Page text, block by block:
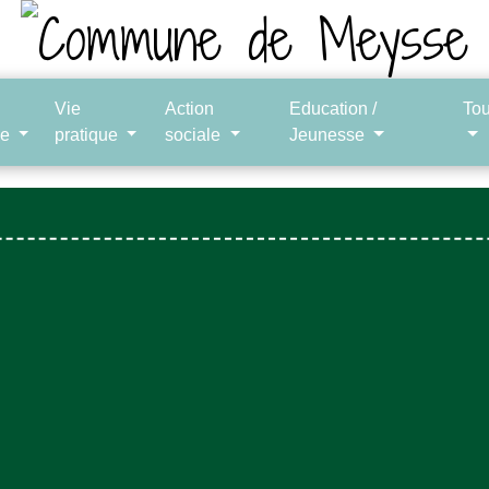
Vie
pratique
Action
sociale
Education /
Jeunesse